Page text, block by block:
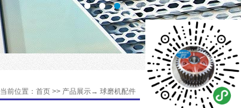
当前位置：首页 >> 产品展示→ 球磨机配件